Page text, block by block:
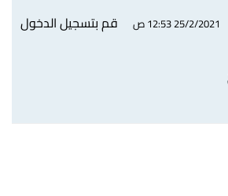
25/2/2021 12:53 ص
قم بتسجيل الدخول